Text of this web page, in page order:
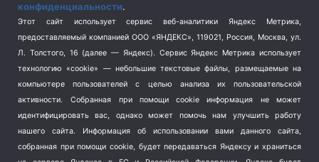
Спорт (740)
Терроризм (1)
Транспорт (262)
Туризм (178)
Флот (76)
Школа и спорт (2)
конфиденциальности.
Этот сайт использует сервис веб-аналитики Яндекс Метрика,
предоставляемый компанией ООО «ЯНДЕКС», 119021, Россия, Москва, ул.
Л. Толстого, 16 (далее — Яндекс). Сервис Яндекс Метрика использует
технологию «cookie» — небольшие текстовые файлы, размещаемые на
компьютере пользователей с целью анализа их пользовательской
активности.
Собранная при помощи cookie информация не может
идентифицировать вас, однако может помочь нам улучшить работу
нашего сайта. Информация об использовании вами данного сайта,
собранная при помощи cookie, будет передаваться Яндексу и храниться